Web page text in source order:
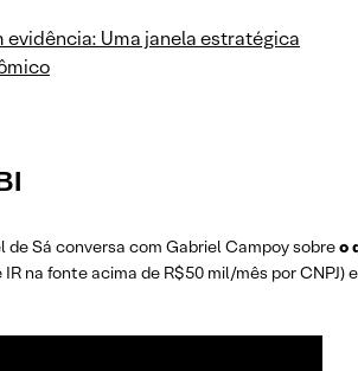
evidência: Uma janela estratégica
Sá conversa com Gabriel Campoy sobreo
na fonte acima de R$ 50 mil/mês por CNPJ)